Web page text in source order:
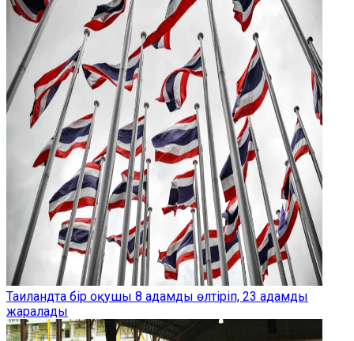
Таиландта бір оқушы 8 адамды өлтіріп, 23 адамды
жаралады